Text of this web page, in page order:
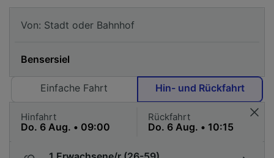
Einfache Fahrt Hin- und Rückfahrt
Hinfahrt Rückfahrt